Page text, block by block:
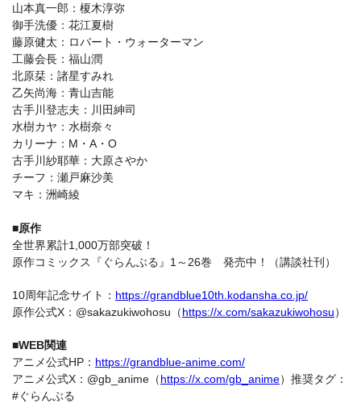
山本真一郎：榎木淳弥
御手洗優：花江夏樹
藤原健太：ロバート・ウォーターマン
工藤会長：福山潤
北原栞：諸星すみれ
乙矢尚海：青山吉能
古手川登志夫：川田紳司
水樹カヤ：水樹奈々
カリーナ：M・A・O
古手川紗耶華：大原さやか
チーフ：瀬戸麻沙美
マキ：洲崎綾
■原作
全世界累計1,000万部突破！
原作コミックス『ぐらんぶる』1～26巻 発売中！（講談社刊）
10周年記念サイト： https://grandblue10th.kodansha.co.jp/
原作公式X：@sakazukiwohosu（https://x.com/sakazukiwohosu）
■WEB関連
アニメ公式HP： https://grandblue-anime.com/
アニメ公式X：@gb_anime（https://x.com/gb_anime）推奨タグ：
#ぐらんぶる